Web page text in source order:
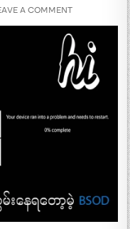
A COMMENTON ဆားဗစ်ဆရ